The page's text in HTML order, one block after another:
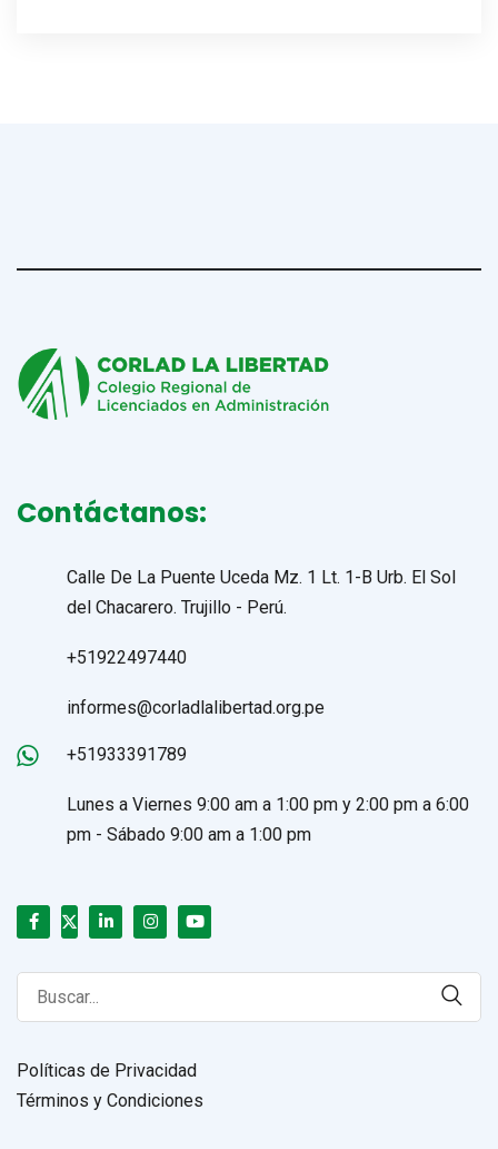
Contáctanos:
Calle De La Puente Uceda Mz. 1 Lt. 1-B Urb. El Sol
del Chacarero. Trujillo - Perú.
+51922497440
informes@corladlalibertad.org.pe
+51933391789
Lunes a Viernes 9:00 am a 1:00 pm y 2:00 pm a 6:00
pm - Sábado 9:00 am a 1:00 pm
Search
for:
Políticas de Privacidad
Términos y Condiciones